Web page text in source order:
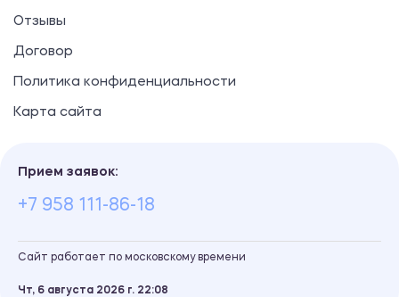
Отзывы
Договор
Политика конфиденциальности
Карта сайта
Прием заявок:
+7 958 111-86-18
Сайт работает по московскому времени
Чт, 6 августа 2026 г. 22 08